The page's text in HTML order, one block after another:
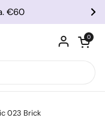
€60
0
023 Brick